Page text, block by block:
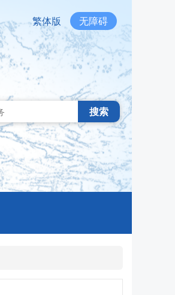
繁体版 无障碍
搜索